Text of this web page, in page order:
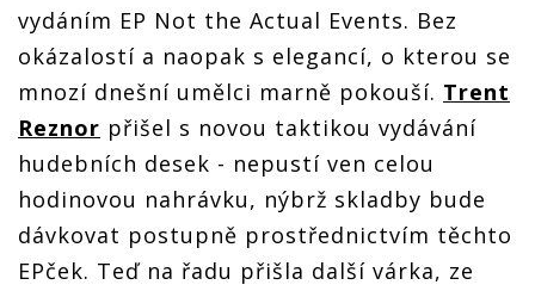
vydáním EP Not the Actual Events. Bez
okázalostí a naopak s elegancí, o kterou se
mnozí dnešní umělci marně pokouší. Trent
Reznor přišel s novou taktikou vydávání
hudebních desek - nepustí ven celou
hodinovou nahrávku, nýbrž skladby bude
dávkovat postupně prostřednictvím těchto
EPček. Teď na řadu přišla další várka, ze